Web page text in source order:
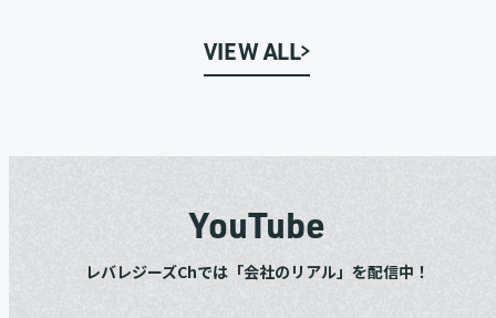
VIEW ALL
YouTube
レバレジーズChでは「会社のリアル」を配信中！